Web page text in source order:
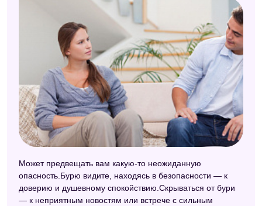
Может предвещать вам какую-то неожиданную
опасность.Бурю видите, находясь в безопасности — к
доверию и душевному спокойствию.Скрываться от бури
— к неприятным новостям или встрече с сильным